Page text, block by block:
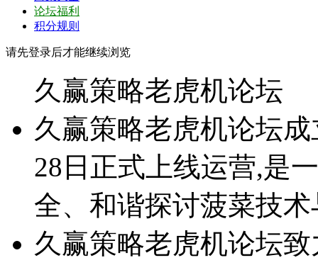
论坛福利
积分规则
请先登录后才能继续浏览
久赢策略老虎机论坛
久赢策略老虎机论坛成
28日正式上线运营,是
全、和谐探讨菠菜技
久赢策略老虎机论坛